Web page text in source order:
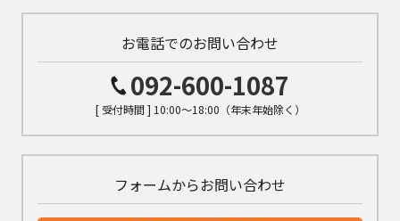
お電話でのお問い合わせ
092-600-1087
[ 受付時間 ] 10:00～18:00（年末年始除く）
フォームからお問い合わせ